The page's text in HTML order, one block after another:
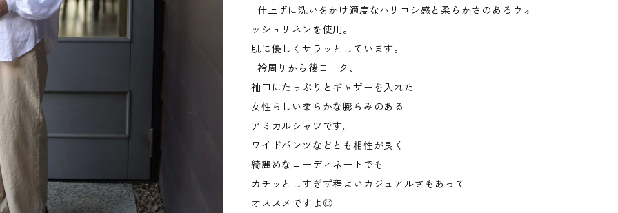
仕上げに洗いをかけ適度なハリコシ感と柔らかさのあるウォ
ッシュリネンを使用。
肌に優しくサラッとしています。
衿周りから後ヨーク、
袖口にたっぷりとギャザーを入れた
女性らしい柔らかな膨らみのある
アミカルシャツです。
ワイドパンツなどとも相性が良く
綺麗めなコーディネートでも
カチッとしすぎず程よいカジュアルさもあって
オススメですよ◎